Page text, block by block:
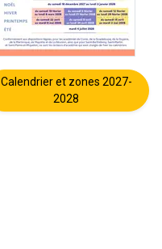
Calendrier et zones 2027-
2028